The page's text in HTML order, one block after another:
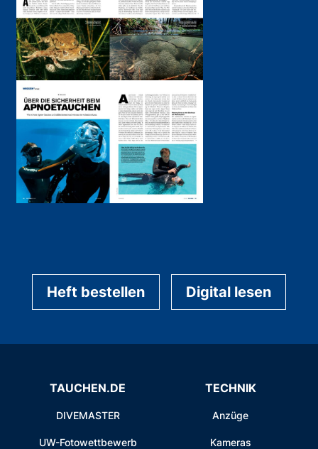
Heft bestellen Digital lesen
TAUCHEN.DE
DIVEMASTER
UW-Fotowettbewerb
TECHNIK
Anzüge
Kameras